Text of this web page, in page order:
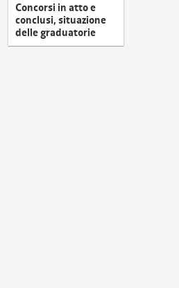
Concorsi in atto e
conclusi, situazione
delle graduatorie